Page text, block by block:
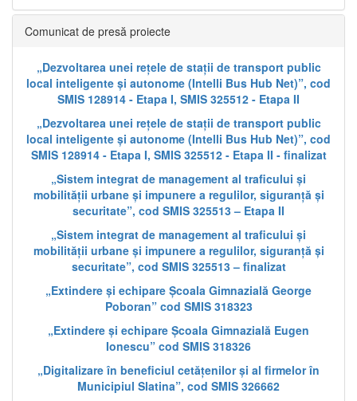
Comunicat de presă proiecte
„Dezvoltarea unei rețele de stații de transport public
local inteligente și autonome (Intelli Bus Hub Net)”, cod
SMIS 128914 - Etapa I, SMIS 325512 - Etapa II
„Dezvoltarea unei rețele de stații de transport public
local inteligente și autonome (Intelli Bus Hub Net)”, cod
SMIS 128914 - Etapa I, SMIS 325512 - Etapa II - finalizat
„Sistem integrat de management al traficului și
mobilității urbane și impunere a regulilor, siguranță și
securitate”, cod SMIS 325513 – Etapa II
„Sistem integrat de management al traficului și
mobilității urbane și impunere a regulilor, siguranță și
securitate”, cod SMIS 325513 – finalizat
„Extindere și echipare Școala Gimnazială George
Poboran” cod SMIS 318323
„Extindere și echipare Școala Gimnazială Eugen
Ionescu” cod SMIS 318326
„Digitalizare în beneficiul cetățenilor și al firmelor în
Municipiul Slatina”, cod SMIS 326662